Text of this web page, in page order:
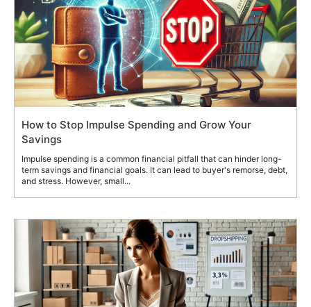
How to Stop Impulse Spending and Grow Your
Savings
Impulse spending is a common financial pitfall that can hinder long-
term savings and financial goals. It can lead to buyer's remorse, debt,
and stress. However, small...